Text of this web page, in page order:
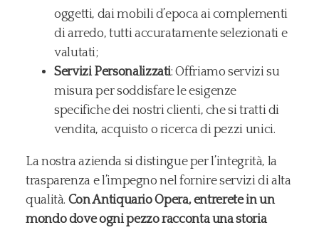
oggetti, dai mobili d’epoca ai complementi
di arredo, tutti accuratamente selezionati e
valutati;
Servizi Personalizzati: Offriamo servizi su
misura per soddisfare le esigenze
specifiche dei nostri clienti, che si tratti di
vendita, acquisto o ricerca di pezzi unici.
La nostra azienda si distingue per l’integrità, la
trasparenza e l’impegno nel fornire servizi di alta
qualità. Con Antiquario Opera, entrerete in un
mondo dove ogni pezzo racconta una storia